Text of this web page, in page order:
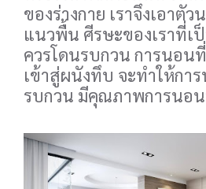
ของร่างกาย เราจึงเอาตั
แนวพื้น ศีรษะของเราที่เ
ควรโดนรบกวน การนอน
เข้าสู่ผนังทึบ จะทำให้กา
รบกวน มีคุณภาพการนอ